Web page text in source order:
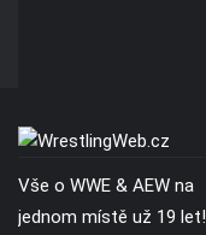
Vše o WWE & AEW na
jednom místě už 19 let!